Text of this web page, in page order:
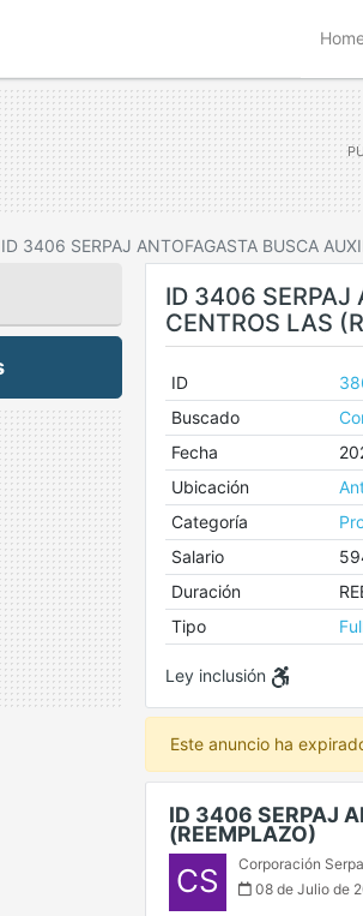
ID 3406 SERPAJ ANTOFAGASTA BUSCA
ID 3406 SERPAJ
CENTROS LAS
ID
Buscado
Fecha
Ubicación
Categoría
Salario
Duración
Tipo
Ley inclusión
Este anuncio ha
ID 3406 SERPAJ
(REEMPLAZO)
CS Corporación
08 de Julio de